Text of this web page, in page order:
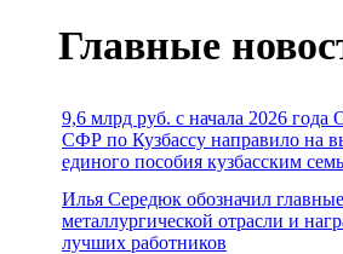
Главные
9,6 млрд руб. с начала 2026 года
СФР по Кузбассу направило на
единого пособия кузбасским
Илья Середюк обозначил
металлургической отрасли и
лучших работников